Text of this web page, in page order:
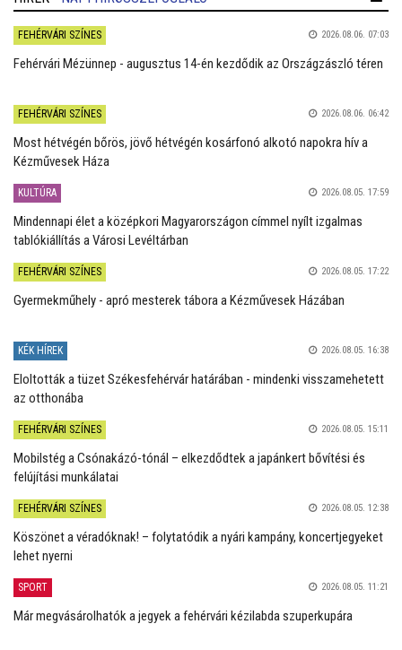
FEHÉRVÁRI SZÍNES 2026.08.06. 07:03
Fehérvári Mézünnep - augusztus 14-én kezdődik az Országzászló téren
FEHÉRVÁRI SZÍNES 2026.08.06. 06:42
Most hétvégén bőrös, jövő hétvégén kosárfonó alkotó napokra hív a
Kézművesek Háza
KULTÚRA 2026.08.05. 17:59
Mindennapi élet a középkori Magyarországon címmel nyílt izgalmas
tablókiállítás a Városi Levéltárban
FEHÉRVÁRI SZÍNES 2026.08.05. 17:22
Gyermekműhely - apró mesterek tábora a Kézművesek Házában
KÉK HÍREK 2026.08.05. 16:38
Eloltották a tüzet Székesfehérvár határában - mindenki visszamehetett
az otthonába
FEHÉRVÁRI SZÍNES 2026.08.05. 15:11
Mobilstég a Csónakázó-tónál – elkezdődtek a japánkert bővítési és
felújítási munkálatai
FEHÉRVÁRI SZÍNES 2026.08.05. 12:38
Köszönet a véradóknak! – folytatódik a nyári kampány, koncertjegyeket
lehet nyerni
SPORT 2026.08.05. 11:21
Már megvásárolhatók a jegyek a fehérvári kézilabda szuperkupára